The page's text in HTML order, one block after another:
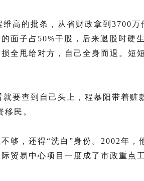
高的批条，从省财政拿到3700
面子占50%干股，后来退股时硬
全甩给对方，自己全身而退。短
要查到自己头上，程慕阳带着赃
民。
够，还得“洗白”身份。2002年，
贸易中心项目一度成了市政重点工